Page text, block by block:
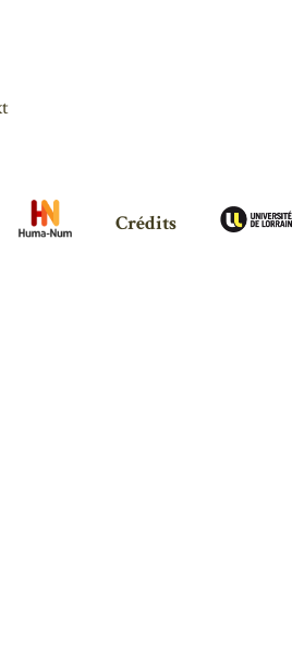
Crédits